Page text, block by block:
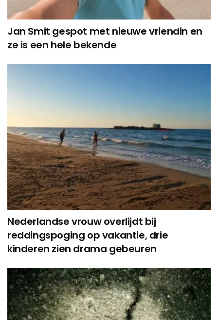
Jan Smit gespot met nieuwe vriendin en
ze is een hele bekende
Nederlandse vrouw overlijdt bij
reddingspoging op vakantie, drie
kinderen zien drama gebeuren